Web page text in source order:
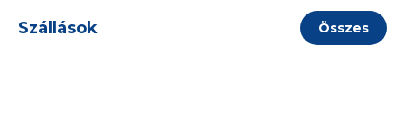
Szállások Összes